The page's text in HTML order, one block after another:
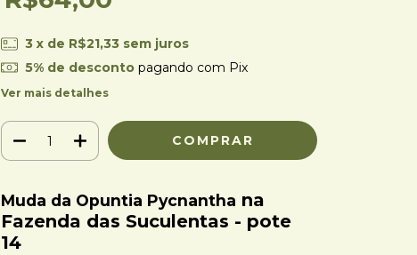
3 x de R$21,33 sem juros
5% de descontopagando com Pix
Ver mais detalhes
Muda da Opuntia Pycnantha na
Fazenda das Suculentas - pote
14